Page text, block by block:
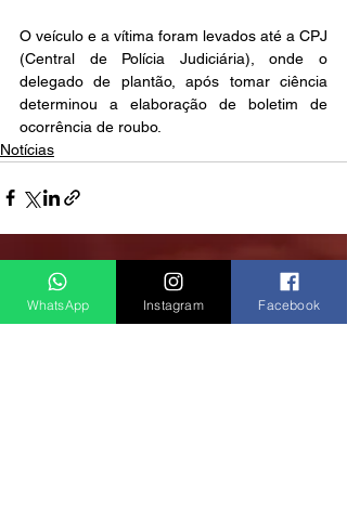
O veículo e a vítima foram levados até a CPJ
(Central de Polícia Judiciária), onde o
delegado de plantão, após tomar ciência
determinou a elaboração de boletim de
ocorrência de roubo.
Notícias
Posts recentes Ver tudo
WhatsApp Instagram Facebook